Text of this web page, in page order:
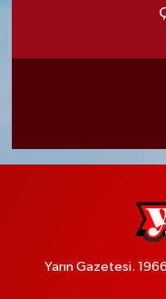
Yarın Gazetesi.